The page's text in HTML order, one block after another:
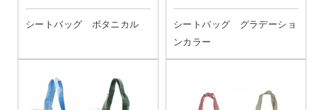
シートバッグ ボタニカル
シートバッグ グラデーショ
ンカラー